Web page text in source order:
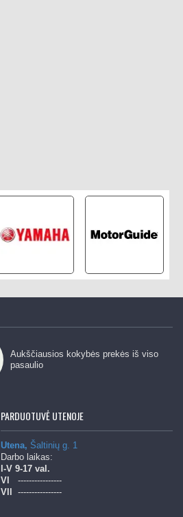
Aukščiausios kokybės prekės iš viso
pasaulio
PARDUOTUVĖ UTENOJE
Utena, Šaltinių g. 1
Darbo laikas:
l-V9-17 val.
Vl
----------------
Vll
----------------